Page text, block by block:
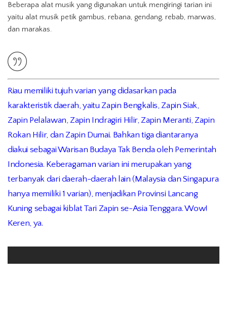
Beberapa alat musik yang digunakan untuk mengiringi tarian ini
yaitu alat musik petik gambus, rebana, gendang, rebab, marwas,
dan marakas.
Riau memiliki tujuh varian yang didasarkan pada
karakteristik daerah, yaitu Zapin Bengkalis, Zapin Siak,
Zapin Pelalawan, Zapin Indragiri Hilir, Zapin Meranti, Zapin
Rokan Hilir, dan Zapin Dumai. Bahkan tiga diantaranya
diakui sebagai Warisan Budaya Tak Benda oleh Pemerintah
Indonesia. Keberagaman varian ini merupakan yang
terbanyak dari daerah-daerah lain (Malaysia dan Singapura
hanya memiliki 1 varian), menjadikan Provinsi Lancang
Kuning sebagai kiblat Tari Zapin se-Asia Tenggara. Wow!
Keren, ya.